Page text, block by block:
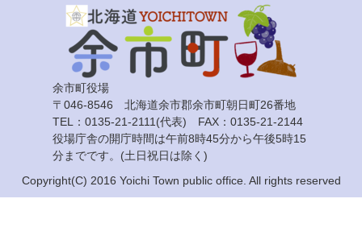
余市町役場
〒046-8546 北海道余市郡余市町朝日町26番地
TEL：0135-21-2111(代表) FAX：0135-21-2144
役場庁舎の開庁時間は午前8時45分から午後5時15
分までです。(土日祝日は除く)
Copyright(C) 2016 Yoichi Town public office. All rights reserved